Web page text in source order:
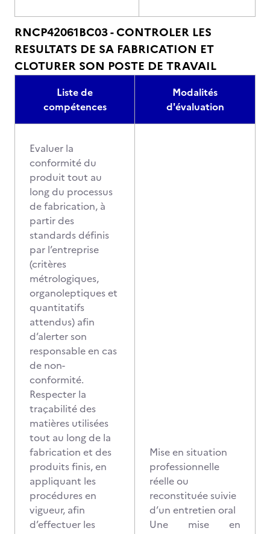
RNCP42061BC03 - CONTROLER LES
RESULTATS DE SA FABRICATION ET
CLOTURER SON POSTE DE TRAVAIL
Liste de
compétences
Modalités
d'évaluation
Evaluer la
conformité du
produit tout au
long du processus
de fabrication, à
partir des
standards définis
par l’entreprise
(critères
métrologiques,
organoleptiques et
quantitatifs
attendus) afin
d’alerter son
responsable en cas
de non-
conformité.
Respecter la
traçabilité des
matières utilisées
tout au long de la
fabrication et des
produits finis, en
appliquant les
procédures en
vigueur, afin
d’effectuer les
Mise en situation
professionnelle
réelle ou
reconstituée suivie
d’un entretien oral
Une mise en